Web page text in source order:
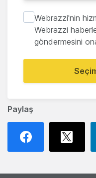
Paylaş
Webrazzi'nin
Webrazzi
göndermesini